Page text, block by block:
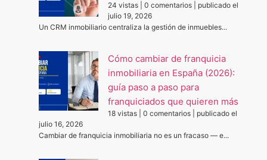
24 vistas 0 comentarios
publicado el
julio 19, 2026
Un CRM inmobiliario centraliza la gestión de inmuebles...
Cómo cambiar de franquicia
inmobiliaria en España (2026):
guía paso a paso para
franquiciados que quieren más
18 vistas 0 comentarios
publicado el
julio 16, 2026
Cambiar de franquicia inmobiliaria no es un fracaso — e...